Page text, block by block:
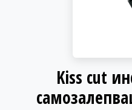
Kiss cut